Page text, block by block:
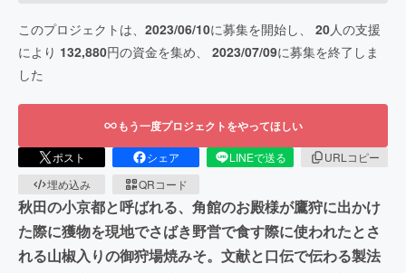
このプロジェクトは、 2023/06/10に募集を開始し、 20人の支援
により 132,880円の資金を集め、 2023/07/09に募集を終了しま
した
もう一度プロジェクトをやってほしい
ポスト シェア LINEで送る
URLコピー
埋め込み
QRコード
秋田の小京都と呼ばれる、角館のお殿様が鷹狩に出かけ
た際に獲物を現地でさばき野営で食す際に使われたとさ
れる山椒入りの御狩場焼みそ。文献と口伝で伝わる製法